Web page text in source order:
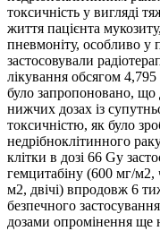
токсичність у вигляді
життя пацієнта
пневмоніту, особливо у
застосовували
лікування обсягом
було запропоновано, що
нижчих дозах із
токсичністю, як було
недрібноклітинного
клітки в дозі 66 Gy
гемцитабіну (600 мг/
м2, двічі) впродовж 6
безпечного
дозами опромінення ще